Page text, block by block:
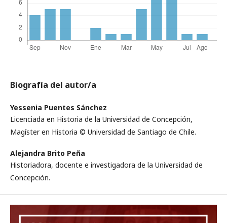
Biografía del autor/a
Yessenia Puentes Sánchez
Licenciada en Historia de la Universidad de Concepción,
Magíster en Historia © Universidad de Santiago de Chile.
Alejandra Brito Peña
Historiadora, docente e investigadora de la Universidad de
Concepción.